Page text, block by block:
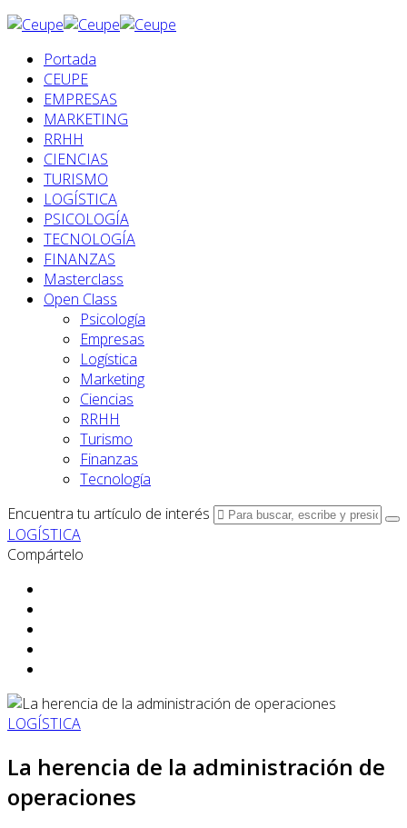
Portada
CEUPE
EMPRESAS
MARKETING
RRHH
CIENCIAS
TURISMO
LOGÍSTICA
PSICOLOGÍA
TECNOLOGÍA
FINANZAS
Masterclass
Open Class
Psicología
Empresas
Logística
Marketing
Ciencias
RRHH
Turismo
Finanzas
Tecnología
Encuentra tu artículo de interés
LOGÍSTICA
Compártelo
LOGÍSTICA
La herencia de la administración de
operaciones